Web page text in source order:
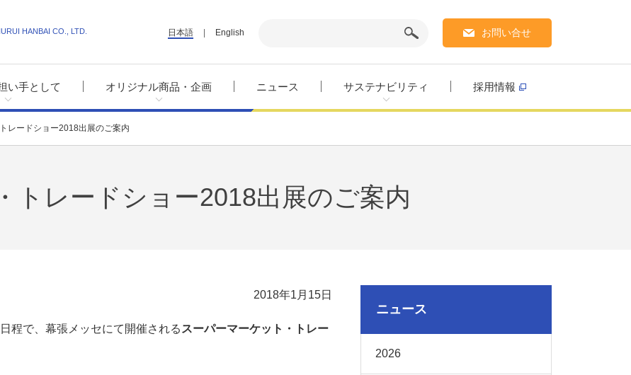
HANBAI CO., LTD.
い手として オリジナル商品・企画 ニュース サステナビリティ 採用情報
日本語 English お問い合せ
レードショー2018出展のご案内
トレードショー2018出展のご案内
2018年1月15日
程で、幕張メッセにて開催される スーパーマーケット・トレー
ニュース
2026